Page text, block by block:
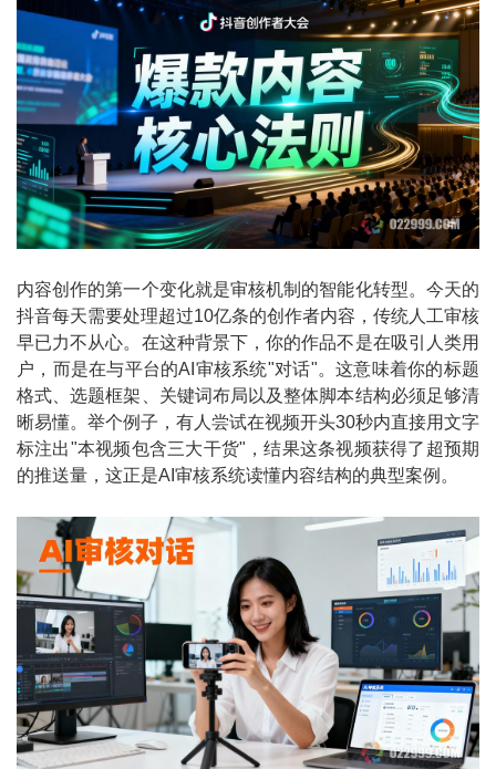
内容创作的第一个变化就是审核机制的智能化转型。今天的
抖音每天需要处理超过10亿条的创作者内容，传统人工审核
早已力不从心。在这种背景下，你的作品不是在吸引人类用
户，而是在与平台的AI审核系统"对话"。这意味着你的标题
格式、选题框架、关键词布局以及整体脚本结构必须足够清
晰易懂。举个例子，有人尝试在视频开头30秒内直接用文字
标注出"本视频包含三大干货"，结果这条视频获得了超预期
的推送量，这正是AI审核系统读懂内容结构的典型案例。